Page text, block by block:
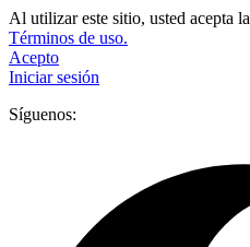
Al utilizar este sitio, usted acepta la
Términos de uso.
Acepto
Iniciar sesión
Síguenos: